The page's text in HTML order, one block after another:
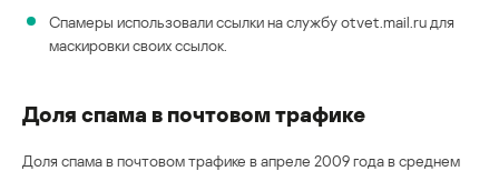
Спамеры использовали ссылки на службу otvet.mail.ru для
маскировки своих ссылок.
Доля спама в почтовом трафике
Доля спама в почтовом трафике в апреле 2009 года в среднем